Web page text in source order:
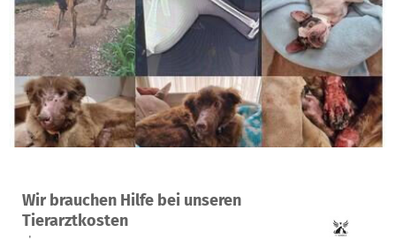
Wir brauchen Hilfe bei unseren
Tierarztkosten
Ein Projekt in Vinaros, Spanien
0
fehlen noch